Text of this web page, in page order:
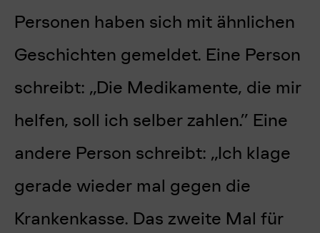
Personen haben sich mit ähnlichen
Geschichten gemeldet. Eine Person
schreibt: „Die Medikamente, die mir
helfen, soll ich selber zahlen.” Eine
andere Person schreibt: „Ich klage
gerade wieder mal gegen die
Krankenkasse. Das zweite Mal für